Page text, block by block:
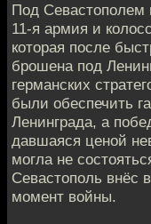
Под Севастополем
11-я армия и
которая после
брошена под
германских
были обеспечить
Ленинграда, а
давшаяся ценой
могла не
Севастополь внёс
момент войны.